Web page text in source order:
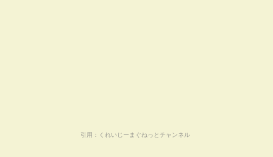
引用： くれいじーまぐねっとチャンネル